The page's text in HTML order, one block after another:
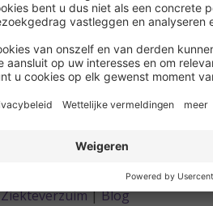
Soms is ‘vrijwillige’
mediation bij een
juridisch verplicht
De werknemer meldt zich ziek,
probleem, mist een belangrijk
kunst is – ook juridisch - op tijd te
mediator Daan Breukhoven.
Ziekteverzuim|Blog